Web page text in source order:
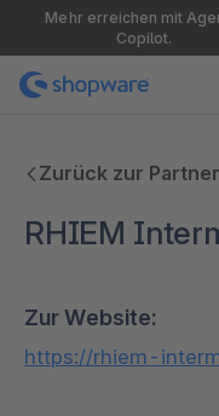
Mehr erreichen mit
Copilot.
Zurück zur
RHIEM
Zur Website:
https://rhiem-